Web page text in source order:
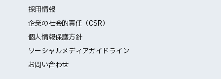
採用情報
企業の社会的責任（CSR）
個人情報保護方針
ソーシャルメディアガイドライン
お問い合わせ